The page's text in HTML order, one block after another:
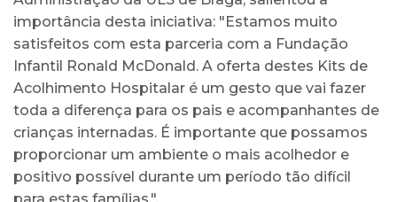
importância desta iniciativa: "Estamos muito
satisfeitos com esta parceria com a Fundação
Infantil Ronald McDonald. A oferta destes Kits de
Acolhimento Hospitalar é um gesto que vai fazer
toda a diferença para os pais e acompanhantes de
crianças internadas. É importante que possamos
proporcionar um ambiente o mais acolhedor e
positivo possível durante um período tão difícil
para estas famílias.".